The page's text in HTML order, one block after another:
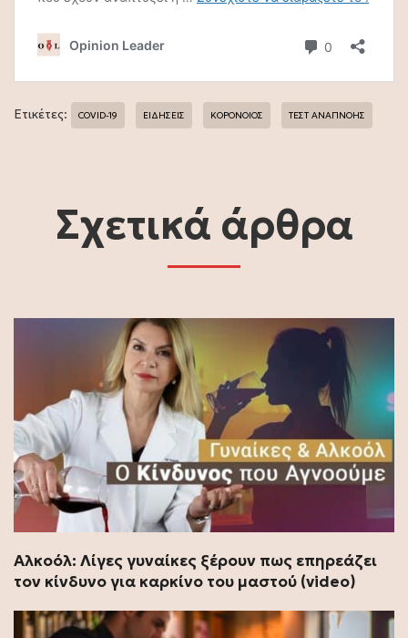
Ετικέτες: COVID-19 ΕΙΔΗΣΕΙΣ ΚΟΡΟΝΟΙΟΣ ΤΕΣΤ ΑΝΑΠΝΟΗΣ
Σχετικά άρθρα
Αλκοόλ: Λίγες γυναίκες ξέρουν πως επηρεάζει
τον κίνδυνο για καρκίνο του μαστού (video)